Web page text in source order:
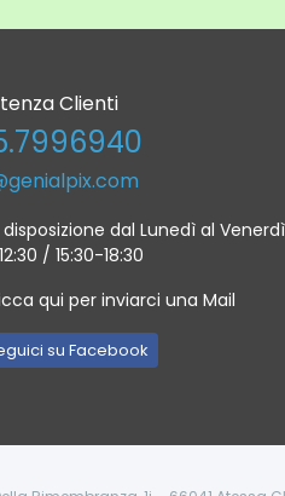
Clienti
dal Lunedì al Venerdì
/ 15:30-18:30
qui per inviarci una Mail
su Facebook